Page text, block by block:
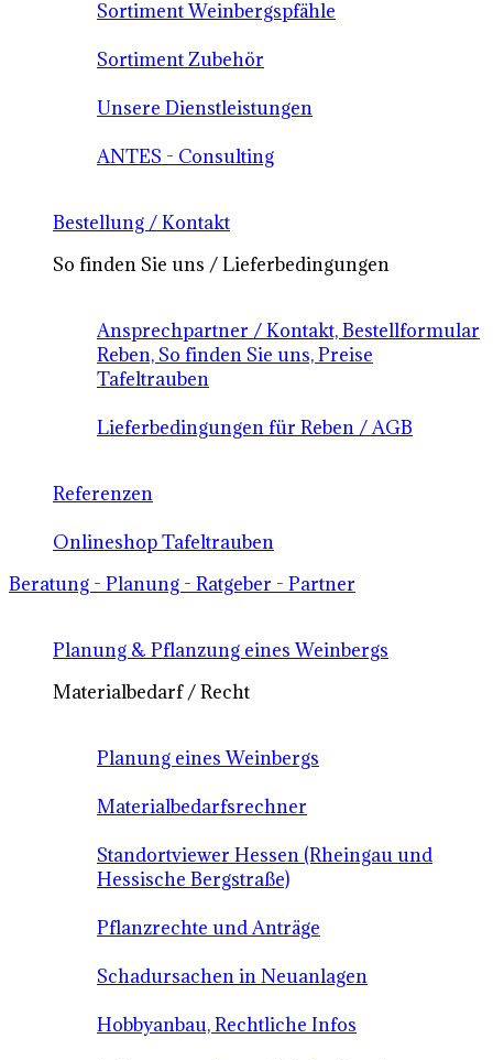
Sortiment Weinbergspfähle
Sortiment Zubehör
Unsere Dienstleistungen
ANTES - Consulting
Bestellung / Kontakt
So finden Sie uns / Lieferbedingungen
Ansprechpartner / Kontakt, Bestellformular
Reben, So finden Sie uns, Preise
Tafeltrauben
Lieferbedingungen für Reben / AGB
Referenzen
Onlineshop Tafeltrauben
Beratung - Planung - Ratgeber - Partner
Planung & Pflanzung eines Weinbergs
Materialbedarf / Recht
Planung eines Weinbergs
Materialbedarfsrechner
Standortviewer Hessen (Rheingau und
Hessische Bergstraße)
Pflanzrechte und Anträge
Schadursachen in Neuanlagen
Hobbyanbau, Rechtliche Infos